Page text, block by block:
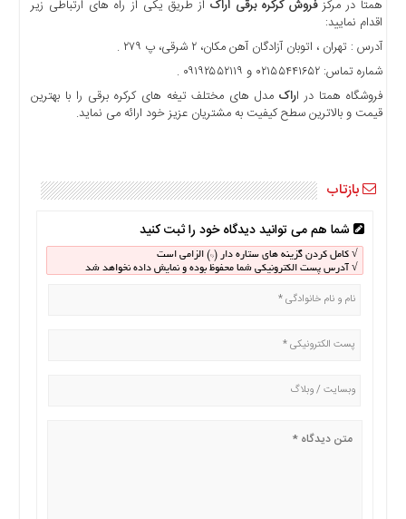
همتا در مرکزفروش کرکره برقی اراک از طریق یکی از راه های ارتباطی زیر
اقدام نمایید:
آدرس : تهران ، اتوبان آزادگان آهن مکان، ۲ شرقی، پ ۲۷۹ .
شماره تماس: ۰۲۱۵۵۴۴۱۶۵۲ و ۰۹۱۹۲۵۵۲۱۱۹ .
فروشگاه همتا در اراک مدل های مختلف تیغه های کرکره برقی را با بهترین
قیمت و بالاترین سطح کیفیت به مشتریان عزیز خود ارائه می نماید.
بازتاب
شما هم می توانید دیدگاه خود را ثبت کنید
√ کامل کردن گزینه های ستاره دار (*) الزامی است
√ آدرس پست الکترونیکی شما محفوظ بوده و نمایش داده نخواهد شد